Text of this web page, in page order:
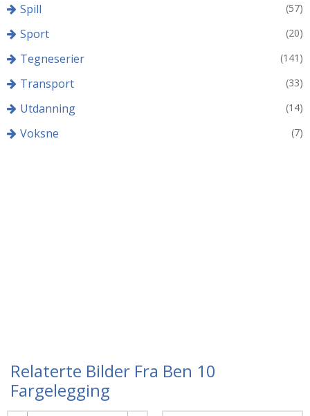
Spill (57)
Sport (20)
Tegneserier (141)
Transport (33)
Utdanning (14)
Voksne (7)
Relaterte Bilder Fra Ben 10
Fargelegging